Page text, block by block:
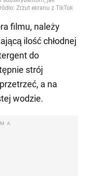
filmu, należy
ilość chłodnej
do
strój
a na
wodzie.